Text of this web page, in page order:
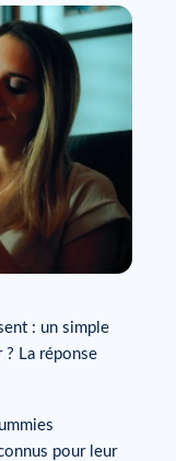
: un simple
La réponse
pour leur